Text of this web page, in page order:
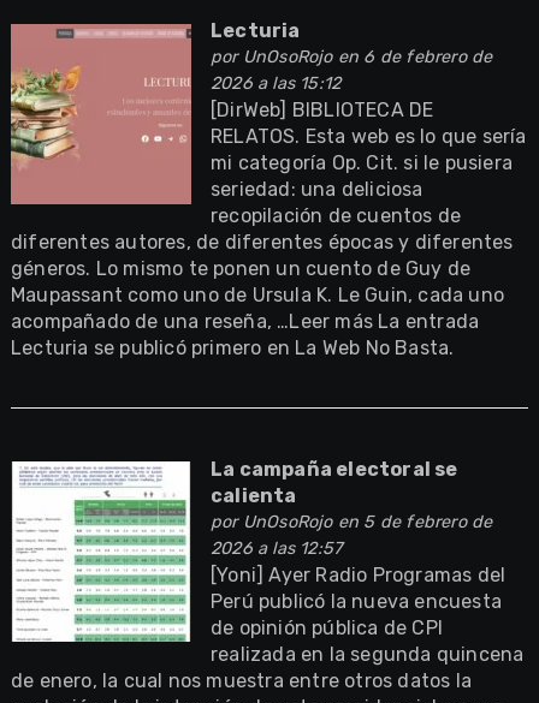
Lecturia
por UnOsoRojoen 6 de febrero de
2026 a las 15:12
[DirWeb] BIBLIOTECA DE
RELATOS. Esta web es lo que sería
mi categoría Op. Cit. si le pusiera
seriedad: una deliciosa
recopilación de cuentos de
diferentes autores, de diferentes épocas y diferentes
géneros. Lo mismo te ponen un cuento de Guy de
Maupassant como uno de Ursula K. Le Guin, cada uno
acompañado de una reseña, …Leer más La entrada
Lecturia se publicó primero en La Web No Basta.
La campaña electoral se
calienta
por UnOsoRojoen 5 de febrero de
2026 a las 12:57
[Yoni] Ayer Radio Programas del
Perú publicó la nueva encuesta
de opinión pública de CPI
realizada en la segunda quincena
de enero, la cual nos muestra entre otros datos la